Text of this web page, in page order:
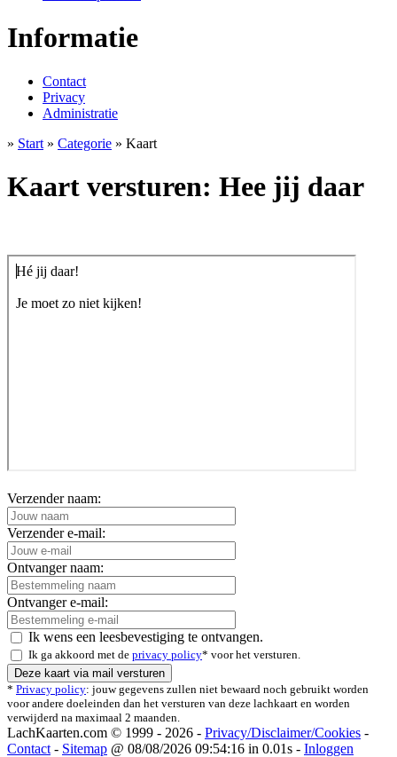
Informatie
Contact
Privacy
Administratie
» Start » Categorie » Kaart
Kaart versturen: Hee jij daar
Verzender naam:
Verzender e-mail:
Ontvanger naam:
Ontvanger e-mail:
Ik wens een leesbevestiging te ontvangen.
Ik ga akkoord met de privacy policy* voor het versturen.
* Privacy policy: jouw gegevens zullen niet bewaard noch gebruikt worden
voor andere doeleinden dan het versturen van deze lachkaart en worden
verwijderd na maximaal 2 maanden.
LachKaarten.com © 1999 - 2026 - Privacy/Disclaimer/Cookies -
Contact - Sitemap @ 08/08/2026 09:54:16 in 0.01s - Inloggen